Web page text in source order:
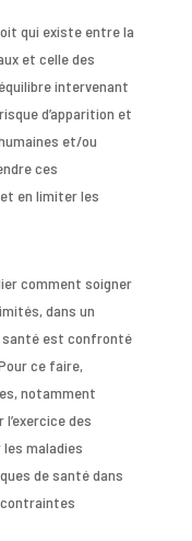
qui existe entre la
et celle des
intervenant
d’apparition et
et/ou
ces
en limiter les
comment soigner
dans un
santé est confronté
ce faire,
notamment
des
maladies
de santé dans
contraintes